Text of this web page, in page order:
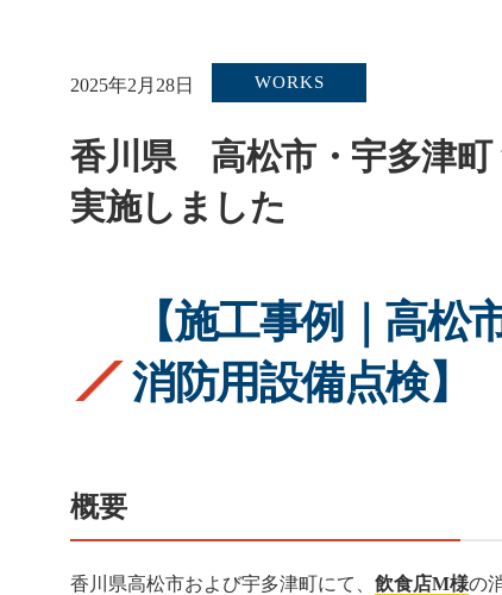
2025年2月28日 WORKS
香川県 高松市・宇多津町
実施しました
【施工事例｜高松
消防用設備点検】
概要
香川県高松市および宇多津町にて、 飲食店M様の